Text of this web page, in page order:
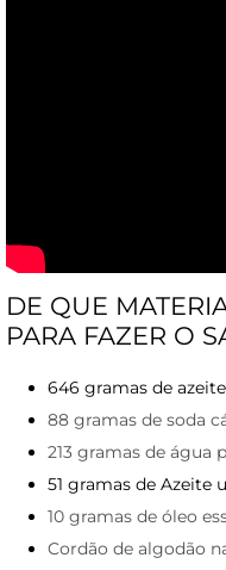
DE QUE
PARA FAZER O
646 gramas de
88 gramas de soda
213 gramas de água
51 gramas de Azeite
10 gramas de óleo
Cordão de algodão